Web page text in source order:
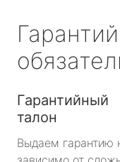
Гарантийный
талон
Выдаем гарантию